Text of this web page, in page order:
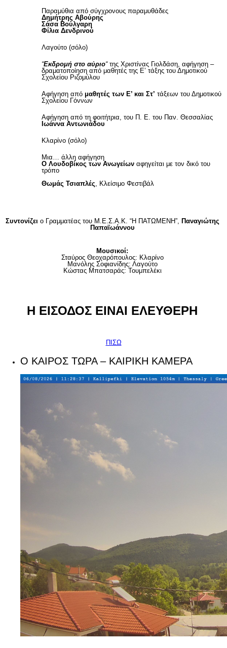
Παραμύθια από σύγχρονους παραμυθάδες
Δημήτρης Αβούρης
Σάσα Βούλγαρη
Φίλια Δενδρινού
Λαγούτο (σόλο)
“Εκδρομή στο αύριο“της Χριστίνας Γιολδάση, αφήγηση –
δραματοποίηση από μαθητές της Ε’ τάξης του Δημοτικού
Σχολείου Ριζομύλου
Αφήγηση από μαθητές των Ε’ και Στ’ τάξεων του Δημοτικού
Σχολείου Γόννων
Αφήγηση από τη φοιτήτρια, του Π. Ε. του Παν. Θεσσαλίας
Ιωάννα Αντωνιάδου
Κλαρίνο (σόλο)
Μια… άλλη αφήγηση
Ο Λουδοβίκος των Ανωγείων αφηγείται με τον δικό του
τρόπο
Θωμάς Τσιαπλές, Κλείσιμο Φεστιβάλ
Συντονίζει ο Γραμματέας του Μ.Ε.Σ.Α.Κ. “Η ΠΑΤΩΜΕΝΗ”, Παναγιώτης
Παπαϊωάννου
Μουσικοί:
Σταύρος Θεοχαρόπουλος: Κλαρίνο
Μανόλης Σοφιανίδης: Λαγούτο
Κώστας Μπατσαράς: Τουμπελέκι
Η ΕΙΣΟΔΟΣ ΕΙΝΑΙ ΕΛΕΥΘΕΡΗ
ΠΙΣΩ
Ο ΚΑΙΡΟΣ ΤΩΡΑ – ΚΑΙΡΙΚΗ ΚΑΜΕΡΑ